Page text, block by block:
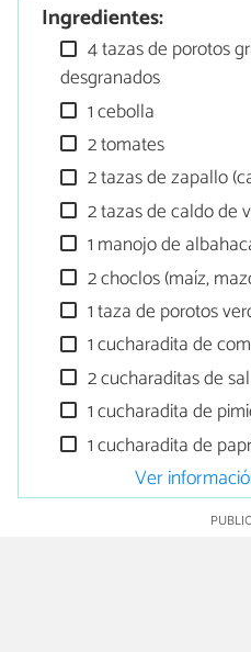
Ingredientes:
4 tazas de porotos
desgranados
1 cebolla
2 tomates
2 tazas de zapallo
2 tazas de caldo de
1 manojo de
2 choclos (maíz,
1 taza de porotos
1 cucharadita de
2 cucharaditas de sal
1 cucharadita de
1 cucharadita de
Ver